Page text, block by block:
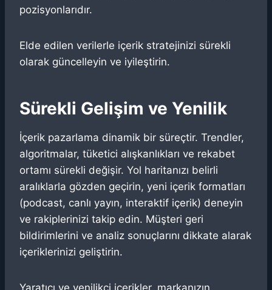
pozisyonlarıdır.
Elde edilen verilerle içerik stratejinizi sürekli
olarak güncelleyin ve iyileştirin.
Sürekli Gelişim ve Yenilik
İçerik pazarlama dinamik bir süreçtir. Trendler,
algoritmalar, tüketici alışkanlıkları ve rekabet
ortamı sürekli değişir. Yol haritanızı belirli
aralıklarla gözden geçirin, yeni içerik formatları
(podcast, canlı yayın, interaktif içerik) deneyin
ve rakiplerinizi takip edin. Müşteri geri
bildirimlerini ve analiz sonuçlarını dikkate alarak
içeriklerinizi geliştirin.
Yaratıcı ve yenilikçi içerikler, markanızın